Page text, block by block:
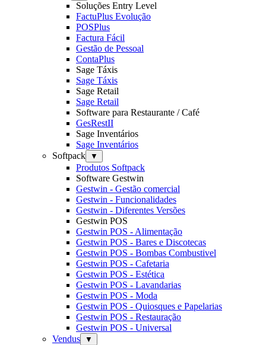
Soluções Entry Level
FactuPlus Evolução
POSPlus
Factura Fácil
Gestão de Pessoal
ContaPlus
Sage Táxis
Sage Táxis
Sage Retail
Sage Retail
Software para Restaurante / Café
GesRestII
Sage Inventários
Sage Inventários
Softpack
▼
Produtos Softpack
Software Gestwin
Gestwin - Gestão comercial
Gestwin - Funcionalidades
Gestwin - Diferentes Versões
Gestwin POS
Gestwin POS - Alimentação
Gestwin POS - Bares e Discotecas
Gestwin POS - Bombas Combustivel
Gestwin POS - Cafetaria
Gestwin POS - Estética
Gestwin POS - Lavandarias
Gestwin POS - Moda
Gestwin POS - Quiosques e Papelarias
Gestwin POS - Restauração
Gestwin POS - Universal
Vendus
▼